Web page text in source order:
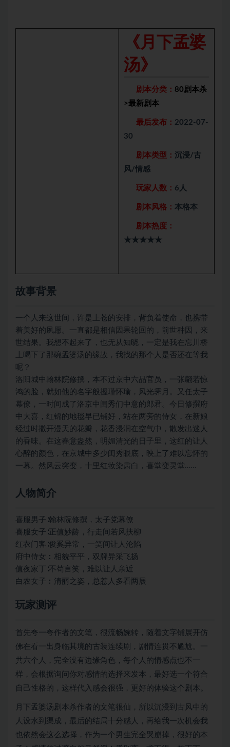
《月下孟婆
汤》
剧本分类： 80剧本杀
>最新剧本
最后发布： 2022-07-
30
剧本类型： 沉浸/古
风/情感
玩家人数： 6人
剧本风格： 本格本
剧本热度：
★★★★★
故事背景
一个人来这世间，许是上苍的安排，背负着使命，也携带
着美好的夙愿。一直都是相信因果轮回的，前世种因，来
世结果。我想不起来了，也无从知晓，一定是我在忘川桥
上喝下了那碗孟婆汤的缘故，我找的那个人是否还在等我
呢？
洛阳城中翰林院修撰，本不过京中六品官员，一张翩若惊
鸿的脸，就如他的名字般握瑾怀瑜，风光霁月。又任太子
幕僚，一时间成了洛京中闺秀们中意的郎君。今日修撰府
中大喜，红锦的地毯早已铺好，站在两旁的侍女，在新娘
经过时撒开漫天的花瓣，花香浸润在空气中，散发出迷人
的香味。在这春意盎然，明媚清光的日子里，这红的让人
心醉的颜色，在京城中多少闺秀眼底，映上了难以忘怀的
一幕。然风云突变，十里红妆染肃白，喜堂变灵堂……
人物简介
喜服男子∶翰林院修撰，太子党幕僚
喜服女子∶正值妙龄，行走间若风扶柳
红衣门客∶俊奚异常，一笑间让人沦陷
府中侍女︰相貌平平，双牌异采飞扬
值夜家丁∶不苟言笑，难以让人亲近
白农女子︰清丽之姿，总惹人多看两展
玩家测评
首先夸一夸作者的文笔，很流畅婉转，随着文字铺展开仿
佛在看一出身临其境的古装连续剧，剧情连贯不尴尬。一
共六个人，完全没有边缘角色，每个人的情感点也不一
样，会根据询问你对感情的选择来发本，最好选一个符合
自己性格的，这样代入感会很强，更好的体验这个剧本。
月下孟婆汤剧本杀作者的文笔很仙，所以沉浸到古风中的
人设水到渠成，最后的结局十分感人，再给我一次机会我
也依然会这么选择，作为一个男生完全哭崩掉，很好的本